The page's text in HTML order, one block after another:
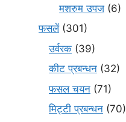
मशरुम उपज (6)
फसलें(301)
उर्वरक (39)
कीट प्रबन्धन (32)
फसल चयन (71)
मि‌ट्टी प्रबन्धन (70)